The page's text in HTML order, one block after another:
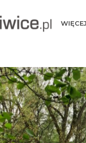
WIĘCEJ